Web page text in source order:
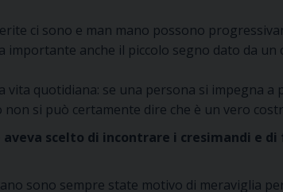
ci sono e man mano possono
importante anche il piccolo segno dato da
quotidiana: se una persona si impegna
si può certamente dire che è un vero
scelto di incontrare i cresimandi e
sono sempre state motivo di meraviglia